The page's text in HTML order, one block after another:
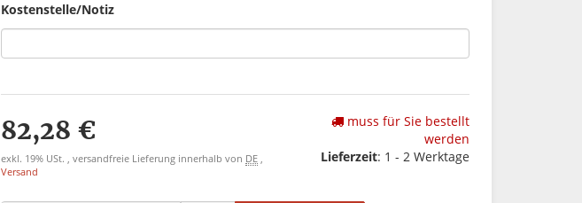
Kostenstelle/Notiz
82,28 €
exkl. 19% USt. , versandfreie Lieferung innerhalb von DE ,
Versand
muss für Sie bestellt
werden
Lieferzeit: 1 - 2 Werktage